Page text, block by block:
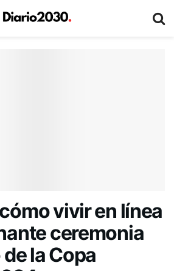
vivir en línea
ceremonia
la Copa